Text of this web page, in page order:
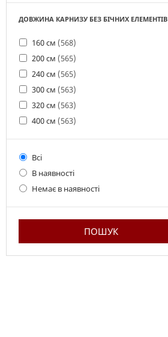
ДОВЖИНА КАРНИЗУ БЕЗ БІЧНИХ ЕЛЕМЕНТІВ
160 см (568)
200 см (565)
240 см (565)
300 см (563)
320 см (563)
400 см (563)
Всі
В наявності
Немає в наявності